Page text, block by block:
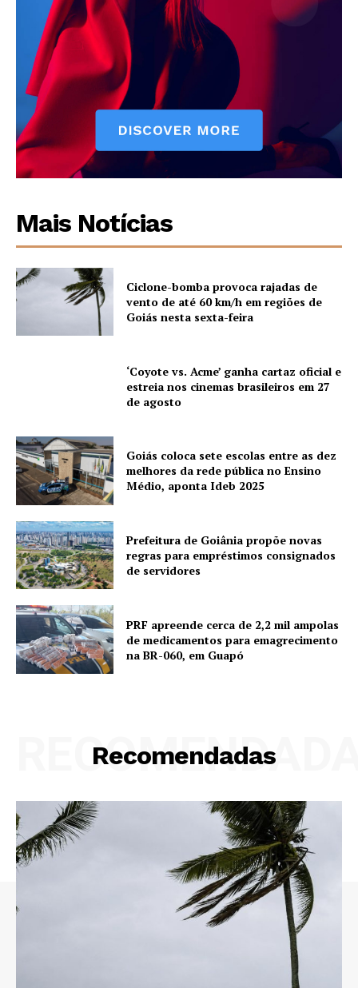
Mais Notícias
Ciclone-bomba provoca rajadas de
vento de até 60 km/h em regiões de
Goiás nesta sexta-feira
‘Coyote vs. Acme’ ganha cartaz oficial e
estreia nos cinemas brasileiros em 27
de agosto
Goiás coloca sete escolas entre as dez
melhores da rede pública no Ensino
Médio, aponta Ideb 2025
Prefeitura de Goiânia propõe novas
regras para empréstimos consignados
de servidores
PRF apreende cerca de 2,2 mil ampolas
de medicamentos para emagrecimento
na BR-060, em Guapó
Recomendadas